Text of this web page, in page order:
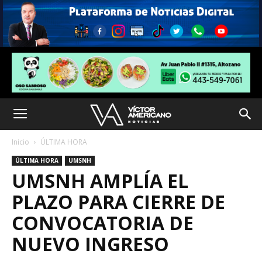
Inicio ÚLTIMA HORA
ÚLTIMA HORA UMSNH
UMSNH AMPLÍA EL
PLAZO PARA CIERRE DE
CONVOCATORIA DE
NUEVO INGRESO